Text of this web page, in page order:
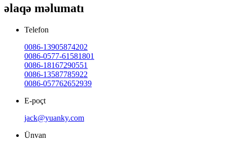
əlaqə məlumatı
Telefon
0086-13905874202
0086-0577-61581801
0086-18167290551
0086-13587785922
0086-057762652939
E-poçt
jack@yuanky.com
Ünvan